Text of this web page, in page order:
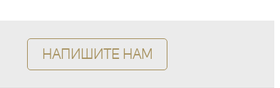
Напишите нам